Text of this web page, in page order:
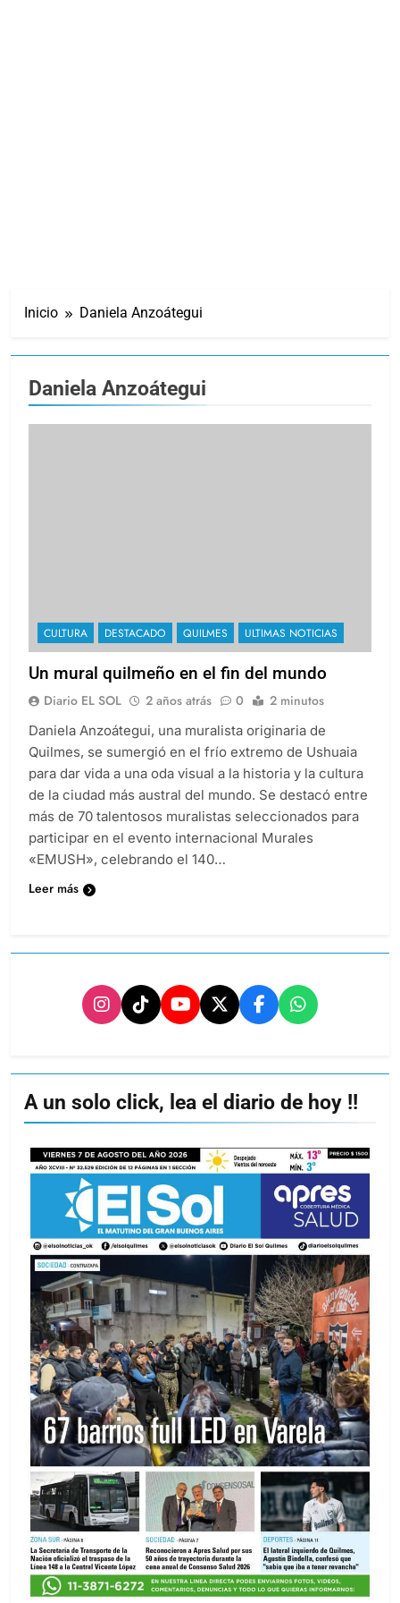
Inicio Daniela Anzoátegui
Daniela Anzoátegui
CULTURA DESTACADO QUILMES ULTIMAS NOTICIAS
Un mural quilmeño en el fin del mundo
Diario EL SOL 2 años atrás 0 2 minutos
Daniela Anzoátegui, una muralista originaria de
Quilmes, se sumergió en el frío extremo de Ushuaia
para dar vida a una oda visual a la historia y la cultura
de la ciudad más austral del mundo. Se destacó entre
más de 70 talentosos muralistas seleccionados para
participar en el evento internacional Murales
«EMUSH», celebrando el 140…
Leer más
A un solo click, lea el diario de hoy !!